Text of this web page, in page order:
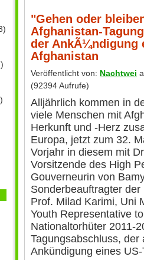
"Gehen oder
Afghanistan-
der AnkÃ¼ndigung
Afghanistan
Veröffentlicht von: Nachtwei
(92394 Aufrufe)
Alljährlich kommen in
viele Menschen mit
Herkunft und -Herz
Europa, jetzt zum 32.
Vorjahr in diesem mit
Vorsitzende des High
Gouverneurin von
Sonderbeauftragter
Prof. Milad Karimi, Uni
Youth Representative
Nationaltorhüter 2011-
Tagungsabschluss,
Ankündigung eines